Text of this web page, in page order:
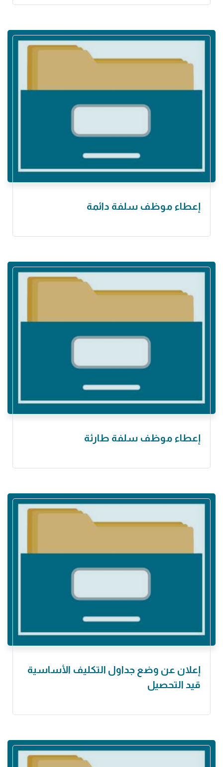
إعطاء موظف سلفة ‏دائمة
إعطاء موظف سلفة ‏طارئة
إعلان عن وضع جداول التكليف الأساسية
قيد التحصيل